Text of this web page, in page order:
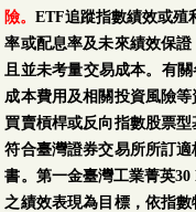
險。ETF追蹤指數績效或殖
率或配息率及未來績效保
且並未考量交易成本。有
成本費用及相關投資風險
買賣槓桿或反向指數股票
符合臺灣證券交易所所訂
書。第一金臺灣工業菁英
之績效表現為目標，依指